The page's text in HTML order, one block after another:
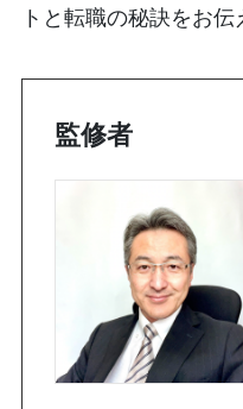
トと転職の秘訣をお伝
監修者